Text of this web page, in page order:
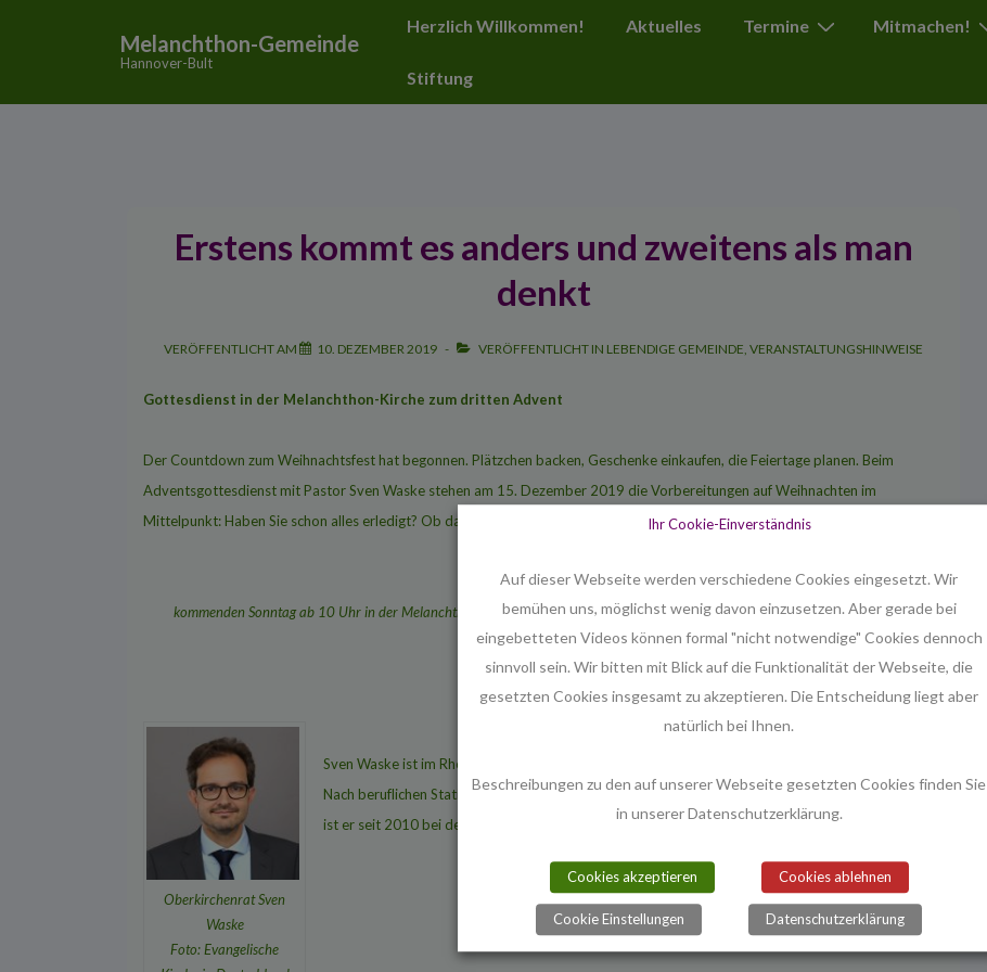
Melanchthon-Gemeinde
Hannover-Bult
Herzlich Willkommen! Aktuelles Termine Mitmachen!
Stiftung
Erstens kommt es anders und zweitens als man
denkt
VERÖFFENTLICHT AM 10. DEZEMBER 2019 VERÖFFENTLICHT IN LEBENDIGE GEMEINDE,VERANSTALTUNGSHINWEISE
Gottesdienst in der Melanchthon-Kirche zum dritten Advent
Der Countdown zum Weihnachtsfest hat begonnen. Plätzchen backen, Geschenke einkaufen, die Feiertage planen. Beim
Adventsgottesdienst mit Pastor Sven Waske stehen am 15. Dezember 2019 die Vorbereitungen auf Weihnachten im
Mittelpunkt: Haben Sie schon alles erledigt? Ob das Wichtigste dabei war, erfahren Sie am
kommenden Sonntag ab 10 Uhr in der Melanchthon-Kirche, Menschingstr. 12, 30173 Hannover-Bult.
Oberkirchenrat Sven
Waske
Foto: Evangelische
Sven Waske ist im Rheinland aufgewachsen und hat in Bethel, Bonn und Oxford Theologie studiert.
Nach beruflichen Stationen in Kirchengemeinden, Krankenhausseelsorge und Öffentlichkeitsarbeit
ist er seit 2010 bei der Evangelischen Kirche in Deutschland (EKD) in Hannover beschäftigt.
Ihr Cookie-Einverständnis
Auf dieser Webseite werden verschiedene Cookies eingesetzt. Wir
bemühen uns, möglichst wenig davon einzusetzen. Aber gerade bei
eingebetteten Videos können formal "nicht notwendige" Cookies dennoch
sinnvoll sein. Wir bitten mit Blick auf die Funktionalität der Webseite, die
gesetzten Cookies insgesamt zu akzeptieren. Die Entscheidung liegt aber
natürlich bei Ihnen.
Beschreibungen zu den auf unserer Webseite gesetzten Cookies finden Sie
in unserer Datenschutzerklärung.
Cookies akzeptieren Cookies ablehnen
Cookie Einstellungen Datenschutzerklärung